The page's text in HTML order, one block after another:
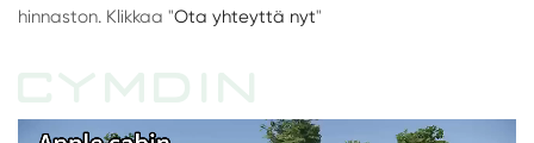
hinnaston. Klikkaa "Ota yhteyttä nyt"